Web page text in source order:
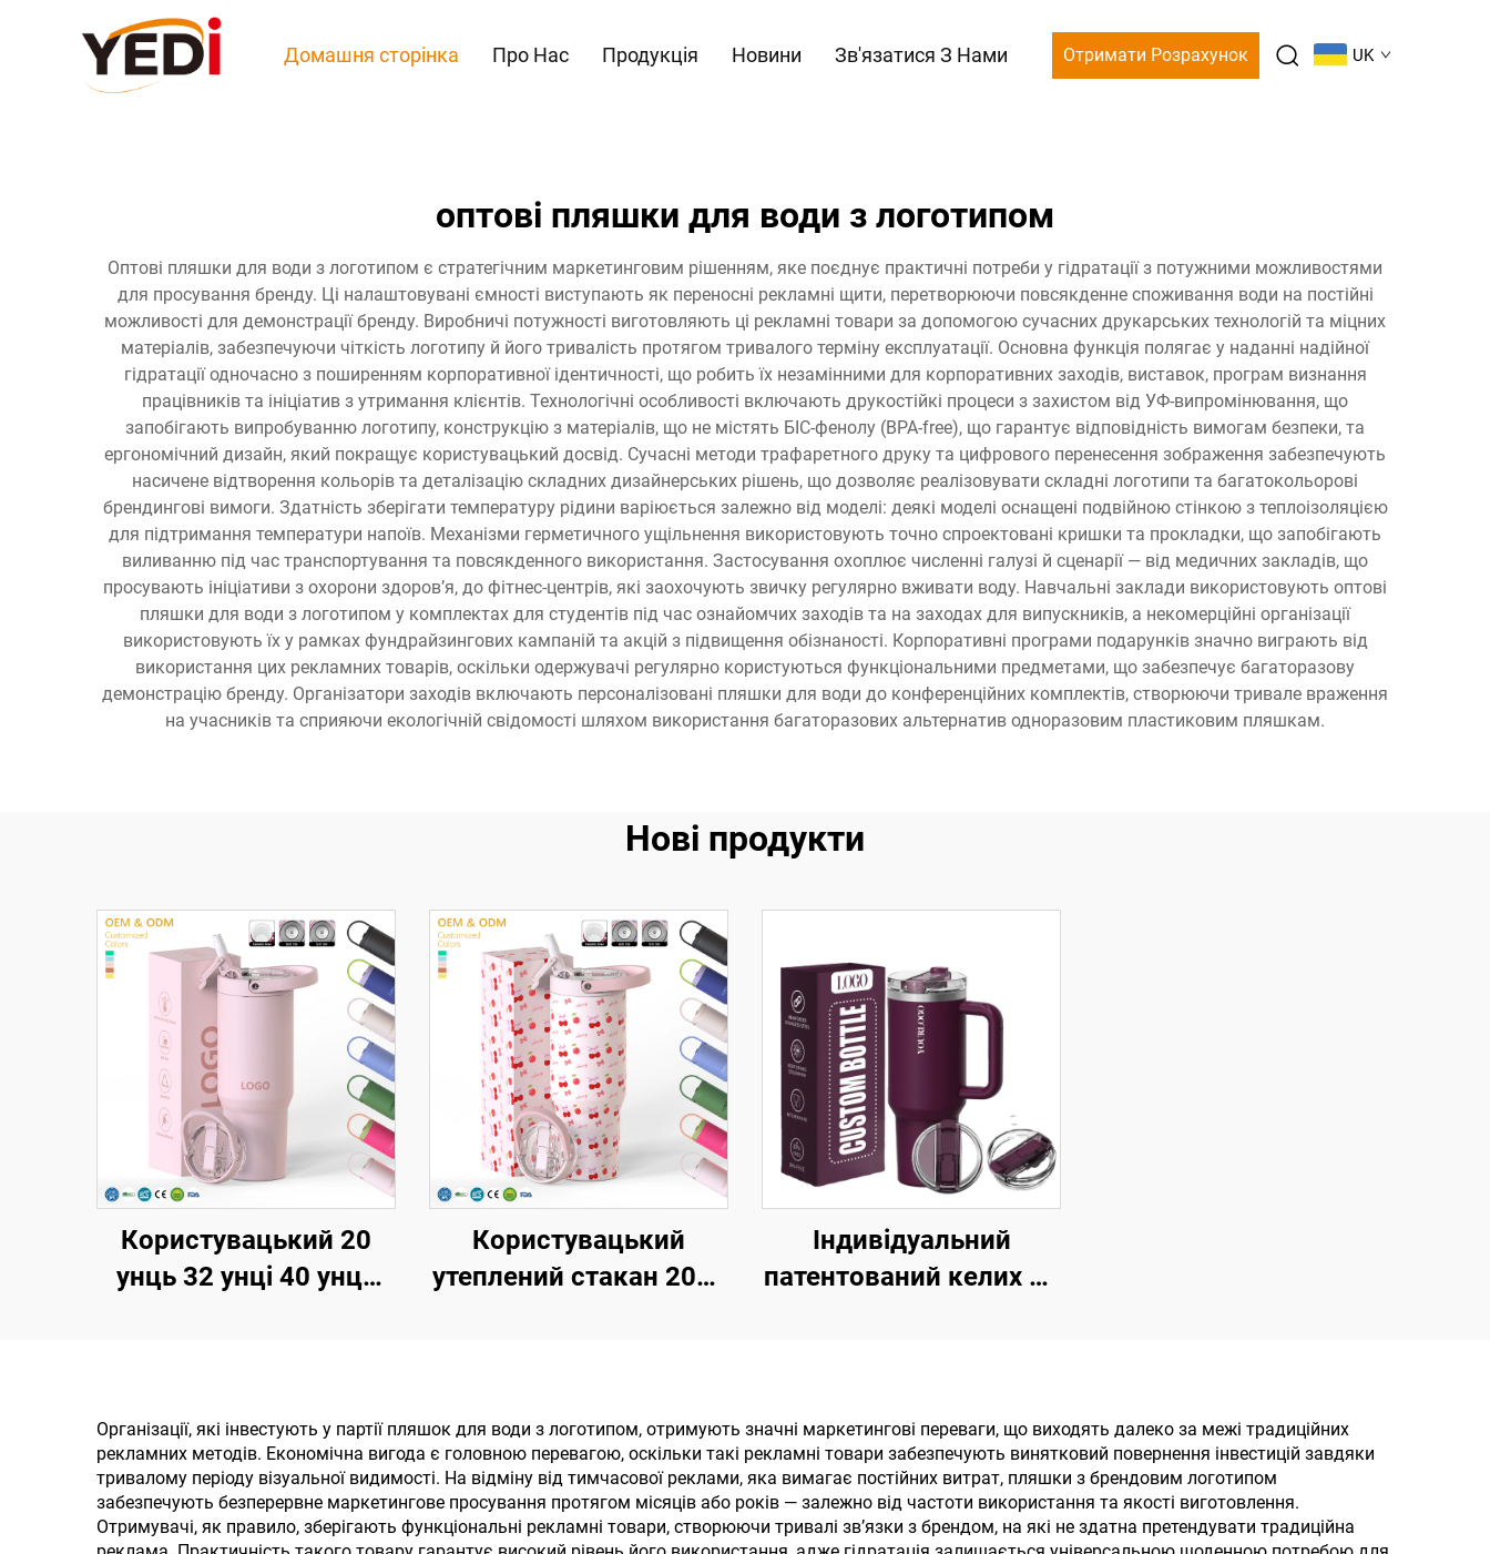
Домашня сторінка Про Нас Продукція Новини Зв'язатися З Нами Отримати Розрахунок UK
оптові пляшки для води з логотипом
Оптові пляшки для води з логотипом є стратегічним маркетинговим рішенням, яке поєднує практичні потреби у гідратації з потужними можливостями
для просування бренду. Ці налаштовувані ємності виступають як переносні рекламні щити, перетворюючи повсякденне споживання води на постійні
можливості для демонстрації бренду. Виробничі потужності виготовляють ці рекламні товари за допомогою сучасних друкарських технологій та міцних
матеріалів, забезпечуючи чіткість логотипу й його тривалість протягом тривалого терміну експлуатації. Основна функція полягає у наданні надійної
гідратації одночасно з поширенням корпоративної ідентичності, що робить їх незамінними для корпоративних заходів, виставок, програм визнання
працівників та ініціатив з утримання клієнтів. Технологічні особливості включають друкостійкі процеси з захистом від УФ-випромінювання, що
запобігають випробуванню логотипу, конструкцію з матеріалів, що не містять БІС-фенолу (BPA-free), що гарантує відповідність вимогам безпеки, та
ергономічний дизайн, який покращує користувацький досвід. Сучасні методи трафаретного друку та цифрового перенесення зображення забезпечують
насичене відтворення кольорів та деталізацію складних дизайнерських рішень, що дозволяє реалізовувати складні логотипи та багатокольорові
брендингові вимоги. Здатність зберігати температуру рідини варіюється залежно від моделі: деякі моделі оснащені подвійною стінкою з теплоізоляцією
для підтримання температури напоїв. Механізми герметичного ущільнення використовують точно спроектовані кришки та прокладки, що запобігають
виливанню під час транспортування та повсякденного використання. Застосування охоплює численні галузі й сценарії — від медичних закладів, що
просувають ініціативи з охорони здоров’я, до фітнес-центрів, які заохочують звичку регулярно вживати воду. Навчальні заклади використовують оптові
пляшки для води з логотипом у комплектах для студентів під час ознайомчих заходів та на заходах для випускників, а некомерційні організації
використовують їх у рамках фундрайзингових кампаній та акцій з підвищення обізнаності. Корпоративні програми подарунків значно виграють від
використання цих рекламних товарів, оскільки одержувачі регулярно користуються функціональними предметами, що забезпечує багаторазову
демонстрацію бренду. Організатори заходів включають персоналізовані пляшки для води до конференційних комплектів, створюючи тривале враження
на учасників та сприяючи екологічній свідомості шляхом використання багаторазових альтернатив одноразовим пластиковим пляшкам.
Нові продукти
Користувацький 20
унць 32 унці 40 унць
утеплення,
багаторазові тумблери
з відкидною
соломкою, з ручкою
Користувацький
утеплений стакан 20oz
нержавіюча
подорожня кружка з
ручкою для гарячих і
холодних напоїв
Індивідуальний
патентований келих 40
ручкою, подорожній
кавовий келих для
офісу, набір-подарунок
Організації, які інвестують у партії пляшок для води з логотипом, отримують значні маркетингові переваги, що виходять далеко за межі традиційних
рекламних методів. Економічна вигода є головною перевагою, оскільки такі рекламні товари забезпечують винятковий повернення інвестицій завдяки
тривалому періоду візуальної видимості. На відміну від тимчасової реклами, яка вимагає постійних витрат, пляшки з брендовим логотипом
забезпечують безперервне маркетингове просування протягом місяців або років — залежно від частоти використання та якості виготовлення.
Отримувачі, як правило, зберігають функціональні рекламні товари, створюючи тривалі зв’язки з брендом, на які не здатна претендувати традиційна